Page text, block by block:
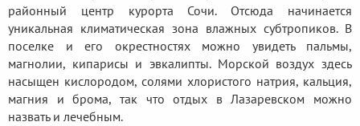
районный центр курорта Сочи. Отсюда начинается
уникальная климатическая зона влажных субтропиков. В
поселке и его окрестностях можно увидеть пальмы,
магнолии, кипарисы и эвкалипты. Морской воздух здесь
насыщен кислородом, солями хлористого натрия, кальция,
магния и брома, так что отдых в Лазаревском можно
назвать и лечебным.